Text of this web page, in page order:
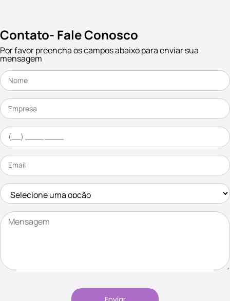
Contato- Fale Conosco
Por favor preencha os campos abaixo para enviar sua
mensagem